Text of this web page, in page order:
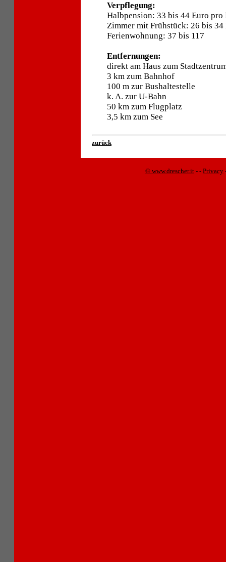
Verpflegung:
Halbpension: 33 bis 44 Euro pro
Zimmer mit Frühstück: 26 bis 34
Ferienwohnung: 37 bis 117
Entfernungen:
direkt am Haus zum
3 km zum Bahnhof
100 m zur Bushaltestelle
k. A. zur U-Bahn
50 km zum Flugplatz
3,5 km zum See
zurück
© www.drescher.it - - Privacy